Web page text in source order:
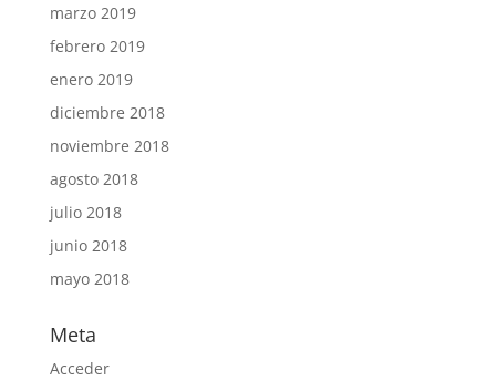
marzo 2019
febrero 2019
enero 2019
diciembre 2018
noviembre 2018
agosto 2018
julio 2018
junio 2018
mayo 2018
Meta
Acceder